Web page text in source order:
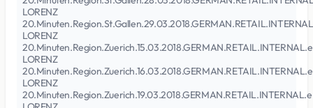
LORENZ
LORENZ
LORENZ
LORENZ